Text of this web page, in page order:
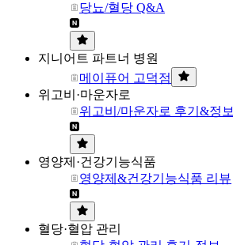
당뇨/혈당 Q&A
지니어트 파트너 병원
메이퓨어 고덕점
위고비·마운자로
위고비/마운자로 후기&정보
영양제·건강기능식품
영양제&건강기능식품 리뷰
혈당·혈압 관리